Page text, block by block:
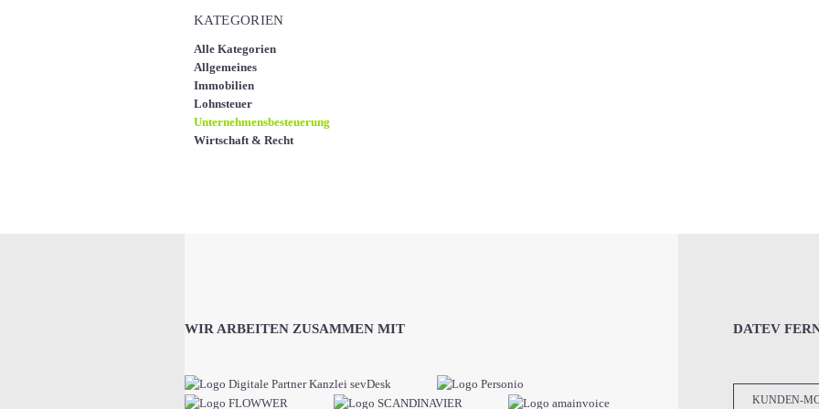
KATEGORIEN
Alle Kategorien
Allgemeines
Immobilien
Lohnsteuer
Unternehmensbesteuerung
Wirtschaft & Recht
WIR ARBEITEN ZUSAMMEN MIT DATEV
KUNDEN-